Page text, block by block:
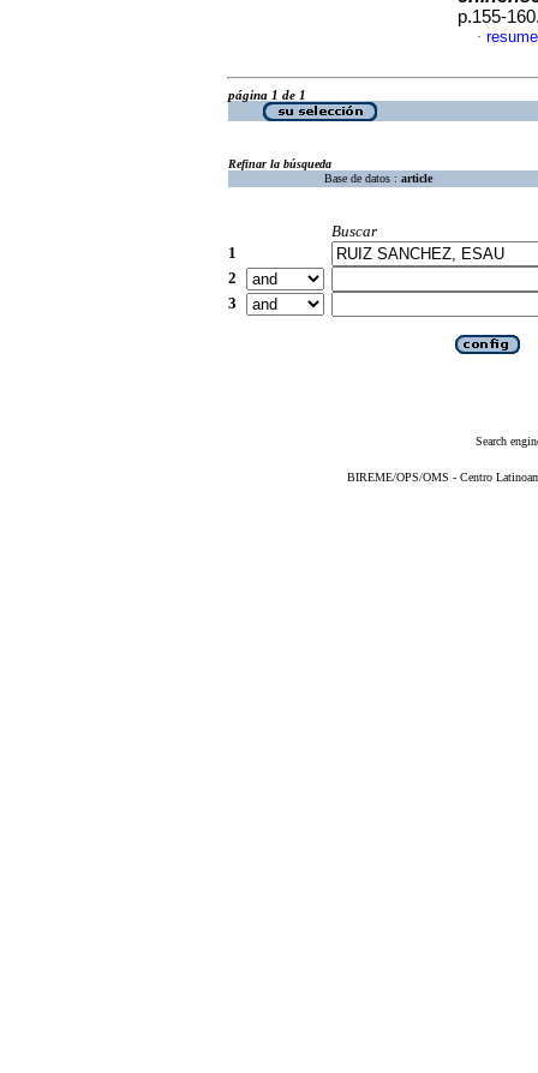
p.155-
·
página 1 de 1
Refinar la búsqueda
Base de datos : article
Buscar
1
2
3
Search
BIREME/OPS/OMS - Centro